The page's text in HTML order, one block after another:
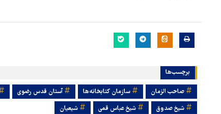
برچسب‌ها
صاحب الزمان سازمان کتابخانه‌ها آستان قدس رضوی
شیخ صدوق
شیخ عباس قمی شیعیان